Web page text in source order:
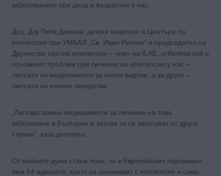
заболяването при деца и възрастни у нас.
Доц. Д-р Петя Димова, детски невролог в Центъра по
епилепсия при УМБАЛ „Св. Иван Рилски“ и председател на
Дружество против епилепсия – член на ILAE, отбеляза кой е
основният проблем при лечение на епилепсия у нас –
липсата на медикаменти за някои видове, а за други –
липсата на евтини лекарства.
„Липсват важни медикаменти за лечение на това
заболяване в България и затова те се закупуват от други
страни“, каза докторът.
От нейните думи стана ясно, че в Европейския парламент
има 64 адвокати, които се занимават с епилепсия и само